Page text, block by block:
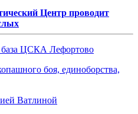
Центр проводит
база ЦСКА Лефортово
боя, единоборства,
Ватлиной